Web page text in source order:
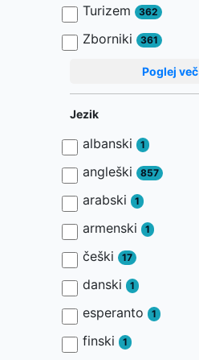
Turizem 362
Zborniki 361
Poglej več
Jezik
albanski 1
angleški 857
arabski 1
armenski 1
češki 17
danski 1
esperanto 1
finski 1